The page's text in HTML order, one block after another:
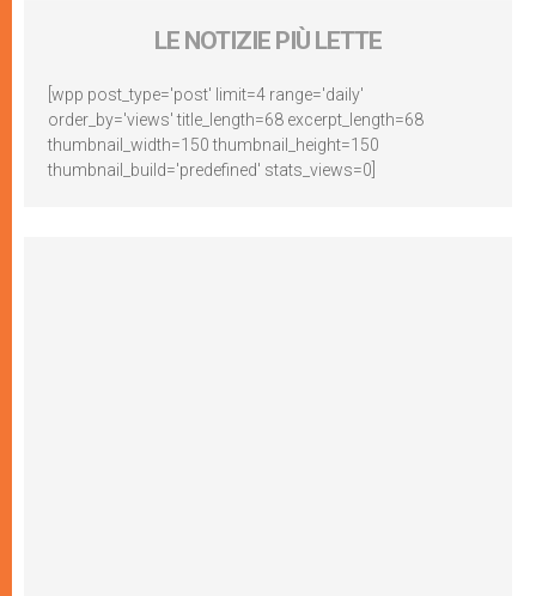
LE NOTIZIE PIÙ LETTE
[wpp post_type='post' limit=4 range='daily'
order_by='views' title_length=68 excerpt_length=68
thumbnail_width=150 thumbnail_height=150
thumbnail_build='predefined' stats_views=0]